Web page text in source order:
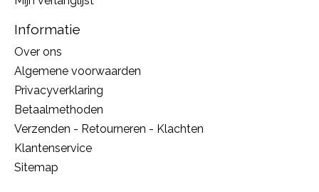
Informatie
Over ons
Algemene voorwaarden
Privacyverklaring
Betaalmethoden
Verzenden - Retourneren - Klachten
Klantenservice
Sitemap